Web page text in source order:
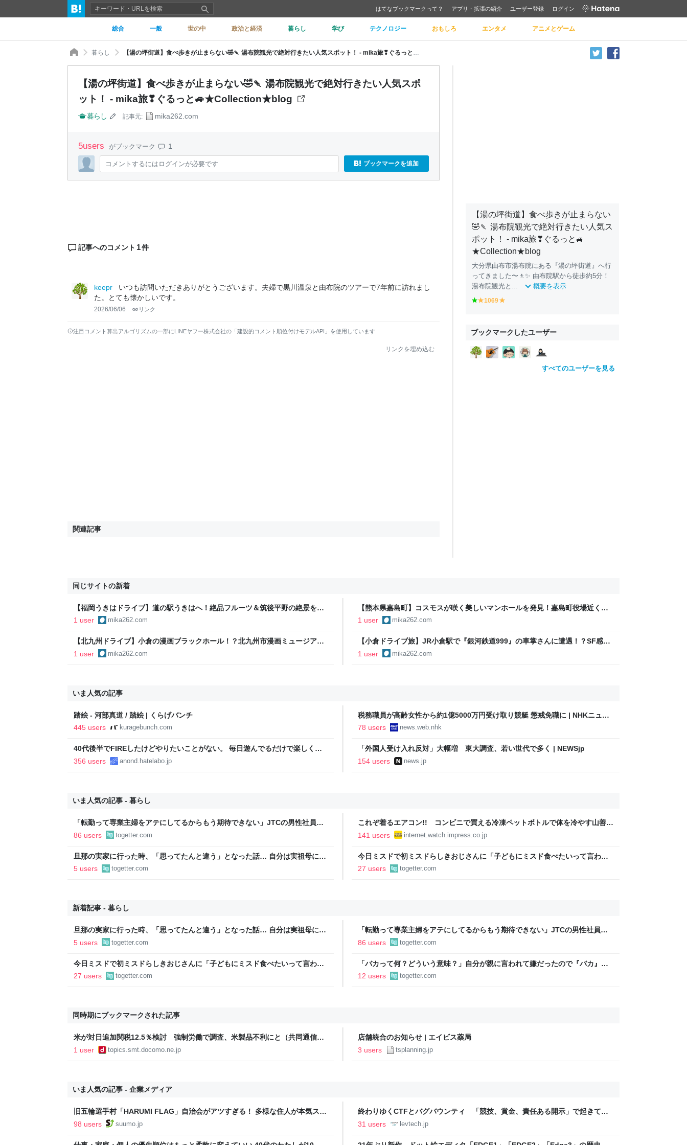
はてなブックマークって？ アプリ・拡張の紹介 ユーザー登録 ログイン
総合 一般 世の中 政治と経済 暮らし 学び テクノロジー おもしろ エンタメ アニメとゲーム
暮らし
【湯の坪街道】食べ歩きが止まらない🤣🍡 湯布院観光で絶対行きたい人気スポ
ット！ - mika旅❣ぐるっと🚙★Collection★blog
暮らし 記事元: mika262.com
5users がブックマーク 1
コメントするにはログインが必要です ブックマークを追加
記事へのコメント 1件
keepr
いつも訪問いただきありがとうございます。夫婦で黒川温泉と由布院のツアーで7年前に訪れまし
た。とても懐かしいです。
2026/06/06 リンク
注目コメント算出アルゴリズムの一部にLINEヤフー株式会社の「建設的コメント順位付けモデルAPI」を使用しています
リンクを埋め込む
関連記事
【湯の坪街道】食べ歩きが止まらない
🤣🍡 湯布院観光で絶対行きたい人気ス
ポット！ - mika旅❣ぐるっと🚙
★Collection★blog
大分県由布市湯布院にある『湯の坪街道』へ行
ってきました〜🚶✨ 由布院駅から徒歩約5分！
湯布院観光と...
概要を表示
g
e
n
y
o
w
1069
o
ブックマークしたユーザー
すべてのユーザーを見る
同じサイトの新着
【福岡うきはドライブ】道の駅うきはへ！絶品フルーツ＆筑後平野の絶景を満
喫
1 user mika262.com
【熊本県嘉島町】コスモスが咲く美しいマンホールを発見！嘉島町役場近くで
見つけた隠れた映えスポット
1 user mika262.com
【北九州ドライブ】小倉の漫画ブラックホール！？北九州市漫画ミュージアム
＆あるあるCityで時間泥棒に遭ってきた
1 user mika262.com
【小倉ドライブ旅】JR小倉駅で『銀河鉄道999』の車掌さんに遭遇！？SF感あ
ふれる秘境スポットを突撃レポ
1 user mika262.com
いま人気の記事
踏絵 - 河部真道 / 踏絵 | くらげバンチ
445 users
kuragebunch.com
税務職員が高齢女性から約1億5000万円受け取り競艇 懲戒免職に | NHKニュー
ス
78 users news.web.nhk
40代後半でFIREしたけどやりたいことがない。 毎日遊んでるだけで楽しくな
い..
356 users anond.hatelabo.jp
「外国人受け入れ反対」大幅増 東大調査、若い世代で多く | NEWSjp
154 users
news.jp
いま人気の記事 - 暮らし
「転勤って専業主婦をアテにしてるからもう期待できない」JTCの男性社員が
転勤を命じられるも「妻は3倍稼いでるので、それなら辞める」と言ったら、
86 users togetter.com
これぞ着るエアコン!! コンビニで買える冷凍ペットボトルで体を冷やす山善の
水冷ベストがロードバイクにちょうどいい【ぼっち・ざ・ろーど！その14】
141 users internet.watch.impress.co.jp
旦那の実家に行った時、「思ってたんと違う」となった話… 自分は実祖母に
「嫁いだらお客様じゃないから。恥じぬようしっかり働け」と言われていたの
で、嫁ぎ先で嫌われたら終わりと思い、張り切っていた
5 users togetter.com
今日ミスドで初ミスドらしきおじさんに「子どもにミスド食べたいって言われ
たんですけど…これは買っとけみたいなのありますか…？」と尋ねられるイベ
ントが発生して、興奮した
27 users togetter.com
新着記事 - 暮らし
旦那の実家に行った時、「思ってたんと違う」となった話… 自分は実祖母に
「嫁いだらお客様じゃないから。恥じぬようしっかり働け」と言われていたの
5 users togetter.com
「転勤って専業主婦をアテにしてるからもう期待できない」JTCの男性社員が
転勤を命じられるも「妻は3倍稼いでるので、それなら辞める」と言ったら、転
86 users togetter.com
今日ミスドで初ミスドらしきおじさんに「子どもにミスド食べたいって言われ
たんですけど…これは買っとけみたいなのありますか…？」と尋ねられるイベ
27 users togetter.com
「バカって何？どういう意味？」自分が親に言われて嫌だったので『バカ』
『駄目な子』という言葉を封印して子育てしてきたら思わぬ事態に←この育児
12 users togetter.com
同時期にブックマークされた記事
米が対日追加関税12.5％検討 強制労働で調査、米製品不利にと（共同通信）
｜ｄメニューニュース
1 user topics.smt.docomo.ne.jp
店舗統合のお知らせ | エイビス薬局
3 users
tsplanning.jp
いま人気の記事 - 企業メディア
旧五輪選手村「HARUMI FLAG」自治会がアツすぎる！ 多様な住人が本気スキ
ルで挑む、盆踊り2万人集客や交通改善など“街の価値向上”戦略 東京・中央
98 users suumo.jp
終わりゆくCTFとバグバウンティ 「競技、賞金、責任ある開示」で起きてい
ること【フォーカス】 - レバテックLAB
31 users levtech.jp